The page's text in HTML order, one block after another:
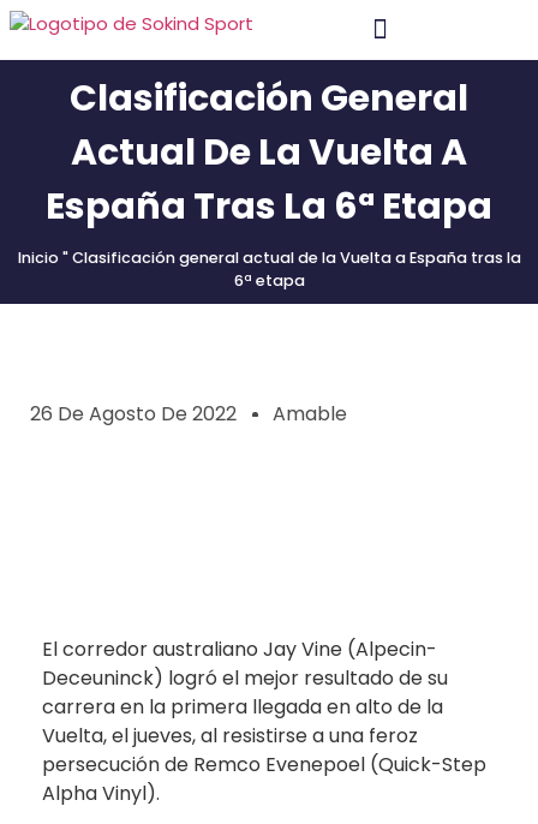
Clasificación General
Actual De La Vuelta A
España Tras La 6ª Etapa
Inicio "Clasificación general actual de la Vuelta a España tras la
6ª etapa
26 De Agosto De 2022 Amable
El corredor australiano Jay Vine (Alpecin-
Deceuninck) logró el mejor resultado de su
carrera en la primera llegada en alto de la
Vuelta, el jueves, al resistirse a una feroz
persecución de Remco Evenepoel (Quick-Step
Alpha Vinyl).